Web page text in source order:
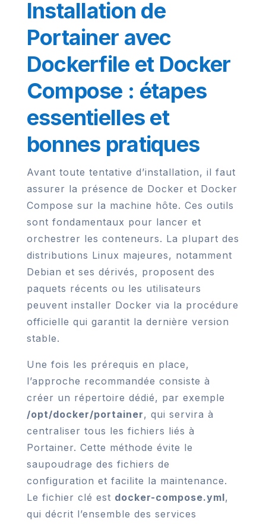
Installation de
Portainer avec
Dockerfile et Docker
Compose : étapes
essentielles et
bonnes pratiques
Avant toute tentative d’installation, il faut
assurer la présence de Docker et Docker
Compose sur la machine hôte. Ces outils
sont fondamentaux pour lancer et
orchestrer les conteneurs. La plupart des
distributions Linux majeures, notamment
Debian et ses dérivés, proposent des
paquets récents ou les utilisateurs
peuvent installer Docker via la procédure
officielle qui garantit la dernière version
stable.
Une fois les prérequis en place,
l’approche recommandée consiste à
créer un répertoire dédié, par exemple
/opt/docker/portainer, qui servira à
centraliser tous les fichiers liés à
Portainer. Cette méthode évite le
saupoudrage des fichiers de
configuration et facilite la maintenance.
Le fichier clé est docker-compose.yml,
qui décrit l’ensemble des services